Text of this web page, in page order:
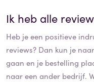
Ik heb alle
Heb je een positieve
reviews? Dan kun je
gaan en je bestelling
naar een ander bedrijf.